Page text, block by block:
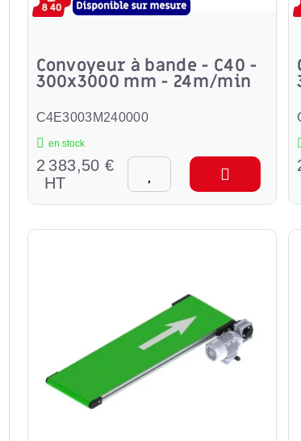
Convoyeur à bande - C40 -
300x3000 mm - 24m/min
C4E3003M240000
en stock
2 383,50 €
HT